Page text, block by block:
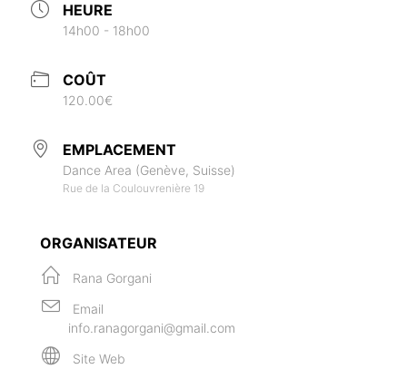
HEURE
14h00 - 18h00
COÛT
120.00€
EMPLACEMENT
Dance Area (Genève, Suisse)
Rue de la Coulouvrenière 19
ORGANISATEUR
Rana Gorgani
Email
info.ranagorgani@gmail.com
Site Web